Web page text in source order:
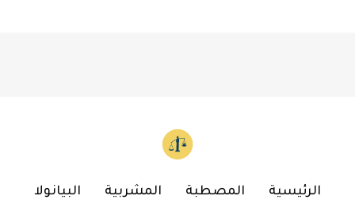
الرئيسية المصطبة المشربية البيانولا